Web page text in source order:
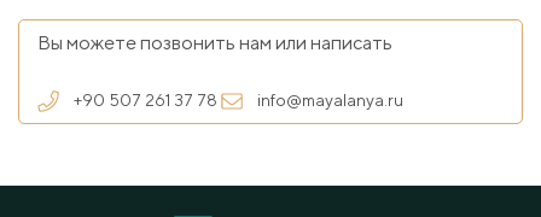
Вы можете позвонить нам или написать
+90 507 261 37 78 info@mayalanya.ru